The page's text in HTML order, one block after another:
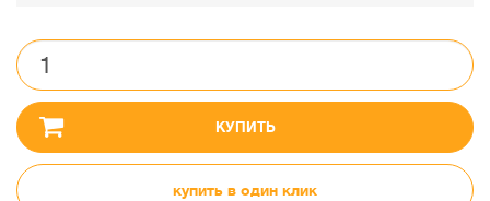
КУПИТЬ
купить в один клик